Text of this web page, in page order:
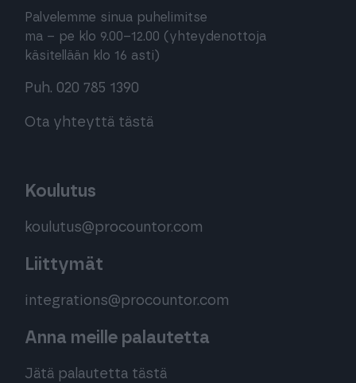
Palvelemme sinua puhelimitse
ma – pe klo 9.00–12.00 (yhteydenottoja
käsitellään klo 16 asti)
Puh. 020 785 1390
Ota yhteyttä tästä
Koulutus
koulutus@procountor.com
Liittymät
integrations@procountor.com
Anna meille palautetta
Jätä palautetta tästä